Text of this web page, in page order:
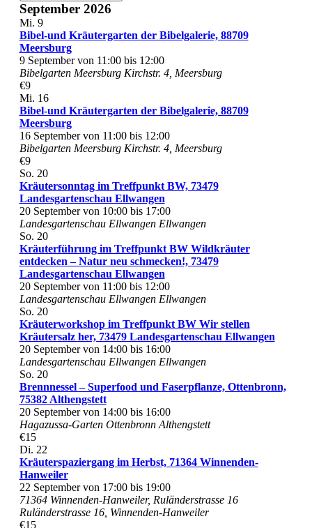
September 2026
Mi. 9
Bibel-und Kräutergarten der Bibelgalerie, 88709
Meersburg
9 September von 11:00bis 12:00
Bibelgarten Meersburg Kirchstr. 4, Meersburg
€9
Mi. 16
Bibel-und Kräutergarten der Bibelgalerie, 88709
Meersburg
16 September von 11:00bis 12:00
Bibelgarten Meersburg Kirchstr. 4, Meersburg
€9
So. 20
Kräutersonntag im Treffpunkt BW, 73479
Landesgartenschau Ellwangen
20 September von 10:00bis 17:00
Landesgartenschau Ellwangen Ellwangen
So. 20
Kräuterführung im Treffpunkt BW Wildkräuter
entdecken – Natur neu schmecken!, 73479
Landesgartenschau Ellwangen
20 September von 11:00bis 12:00
Landesgartenschau Ellwangen Ellwangen
So. 20
Kräuterworkshop im Treffpunkt BW Wir stellen
Kräutersalz her, 73479 Landesgartenschau Ellwangen
20 September von 14:00bis 16:00
Landesgartenschau Ellwangen Ellwangen
So. 20
Brennnessel – Superfood und Faserpflanze, Ottenbronn,
75382 Althengstett
20 September von 14:00bis 16:00
Hagazussa-Garten Ottenbronn Althengstett
€15
Di. 22
Kräuterspaziergang im Herbst, 71364 Winnenden-
Hanweiler
22 September von 17:00bis 19:00
71364 Winnenden-Hanweiler, Ruländerstrasse 16
Ruländerstrasse 16, Winnenden-Hanweiler
€15